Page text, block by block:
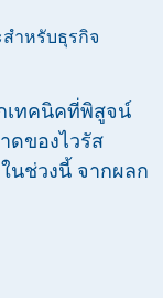
ำหรับธุรกิจ
เทคนิคที่พิสูจน์
ดของไวรัส
นช่วงนี้ จากผลก